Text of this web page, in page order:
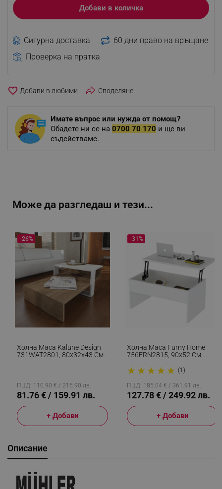
Добави в количка
Сигурна доставка
60 дни право на връщане
Проверка на пратка
favorite_border Споделяне
Имате въпрос или нужда от помощ?
Обадете ни се на 0700 70 170 и ще ви
съдействаме.
Може да разгледаш и тези...
Холна Маса Kalune Design
731WAT2801, 80x32x43 См,
-26%
ПЦД: 110.90 € / 216.90 лв.
81.76 € / 159.91 лв.
+ Добави
Холна Маса Furny Home
756FRN2815, 90x52 См,
★ ★ ★ ★ ★ (1)
-31%
ПЦД: 185.04 € / 361.91 лв.
127.78 € / 249.92 лв.
+ Добави
Описание